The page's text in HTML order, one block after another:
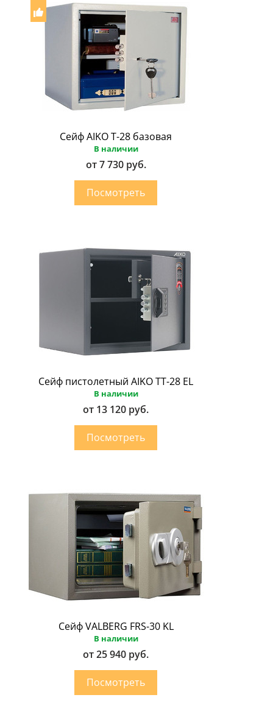
Сейф AIKO Т-28 базовая
В наличии
от 7 730 руб.
Сейф пистолетный AIKO ТТ-28 EL
В наличии
от 13 120 руб.
Сейф VALBERG FRS-30 KL
В наличии
от 25 940 руб.